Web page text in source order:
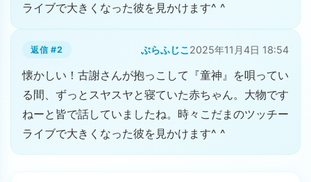
ライブで大きくなった彼を見かけます^ ^
返信 #2 ぶらふじこ 2025年11月4日 18:54
懐かしい！古謝さんが抱っこして『童神』を唄ってい
る間、ずっとスヤスヤと寝ていた赤ちゃん。大物です
ねーと皆で話していましたね。時々こだまのツッチー
ライブで大きくなった彼を見かけます^ ^